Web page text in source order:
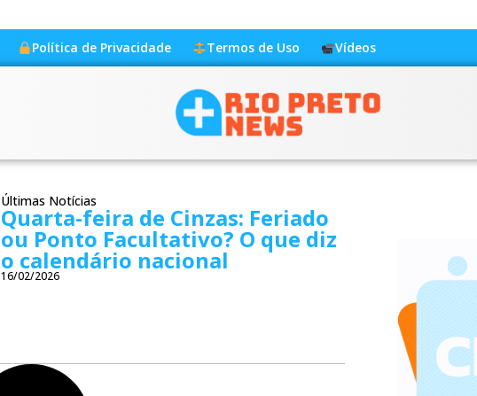
Política de Privacidade Termos de Uso Vídeos
Últimas Notícias
Quarta-feira de Cinzas: Feriado
ou Ponto Facultativo? O que diz
o calendário nacional
16/02/2026